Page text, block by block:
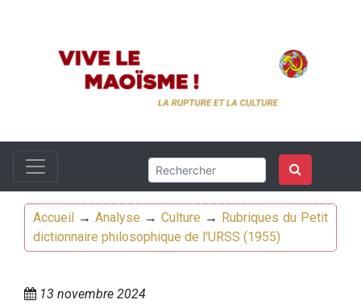
Accueil → Analyse → Culture → Rubriques du Petit
dictionnaire philosophique de l'URSS (1955)
13 novembre 2024